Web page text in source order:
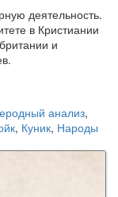
деятельность.
в Кристиании
и
анализ,
, Куник, Народы